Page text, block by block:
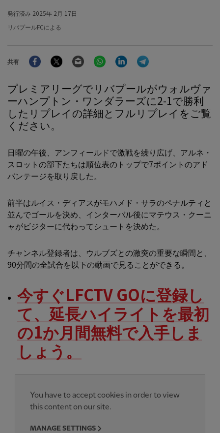
発行済み 2025年 2月 17日
リバプールFCによる
共有
FacebookTwitter Email WhatsAppLinkedIn
プレミアリーグでリバプールがウォルヴァ
ーハンプトン・ワンダラーズに2-1で勝利
したリプレイの詳細とフルリプレイをご覧
ください。
日曜の午後、アンフィールドで激戦を繰り広げ、アルネ・
スロットの部下たちは順位表のトップで7ポイントのアド
バンテージを取り戻した。
前半はルイス・ディアスがモハメド・サラのペナルティと
並んでゴールを決め、インターバル後にマテウス・クーニ
ャがビジターに代わってシュートを決めた。
チャンネル登録者は、ウルブズとの激突の重要な瞬間と、
90分間の全試合を以下の動画で見ることができる。
今すぐLFCTV GOに登録し
て、延長ハイライトを最初
の1か月間無料で入手しま
しょう。
You have to accept cookies in order to view
this content on our site.
MANAGE SETTINGS